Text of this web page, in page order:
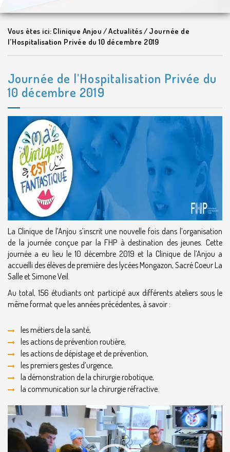
Vous ètes ici: Clinique Anjou /Actualités/ Journée de
l’Hospitalisation Privée du 10 décembre 2019
Journée de l’Hospitalisation Privée du
10 décembre 2019
La Clinique de l’Anjou s’inscrit une nouvelle fois dans l’organisation
de la journée conçue par la FHP à destination des jeunes. Cette
journée a eu lieu le 10 décembre 2019 et la Clinique de l’Anjou a
accueilli des élèves de première des lycées Mongazon, Sacré Coeur La
Salle et Simone Veil.
Au total, 156 étudiants ont participé aux différents ateliers sous le
même format que les années précédentes, à savoir :
les métiers de la santé,
les actions de prévention routière,
les actions de dépistage et de prévention,
les premiers gestes d’urgence,
la démonstration de la chirurgie robotique,
la communication sur la chirurgie réfractive.
Lecteur
vidéo